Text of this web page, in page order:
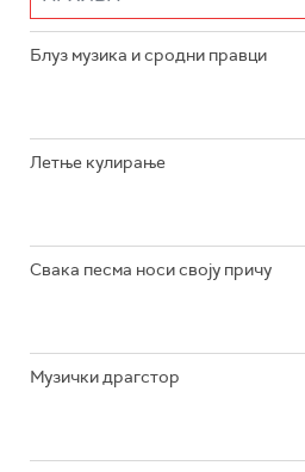
Блуз музика и сродни правци
Летње кулирање
Свака песма носи своју причу
Музички драгстор